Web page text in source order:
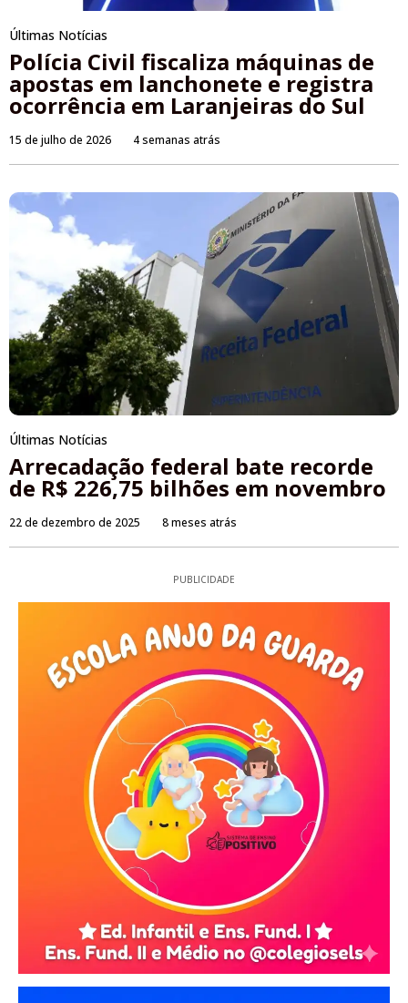
Últimas Notícias
Polícia Civil fiscaliza máquinas de
apostas em lanchonete e registra
ocorrência em Laranjeiras do Sul
15 de julho de 2026 4 semanas atrás
Últimas Notícias
Arrecadação federal bate recorde
de R$ 226,75 bilhões em novembro
22 de dezembro de 2025 8 meses atrás
PUBLICIDADE